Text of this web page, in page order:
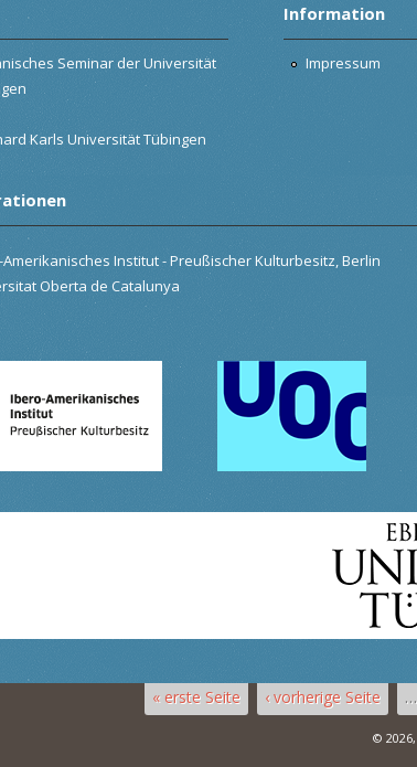
Seminar der Universität
Karls Universität Tübingen
Information
Impressum
Institut - Preußischer Kulturbesitz, Berlin
Oberta de Catalunya
« erste Seite ‹ vorherige Seite …
© 2026,